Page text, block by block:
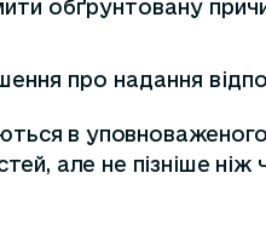
обґрунтовану
про надання
в
але не пізніше ніж